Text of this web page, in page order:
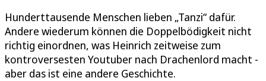
Hunderttausende Menschen lieben „Tanzi“ dafür.
Andere wiederum können die Doppelbödigkeit nicht
richtig einordnen, was Heinrich zeitweise zum
kontroversesten Youtuber nach Drachenlord macht -
aber das ist eine andere Geschichte.